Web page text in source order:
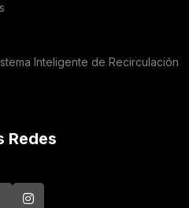
Inteligente de Recirculación
Redes